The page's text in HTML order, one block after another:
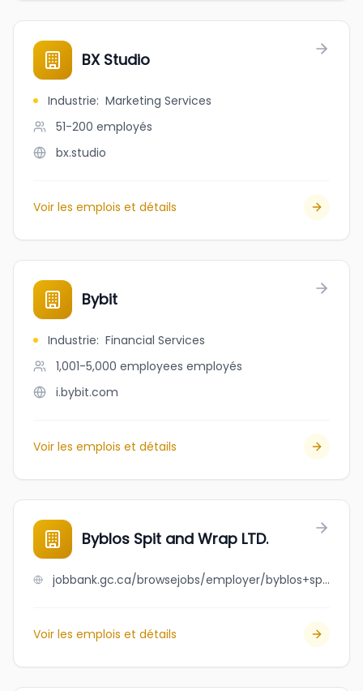
BX Studio
Industrie: Marketing Services
51-200 employés
bx.studio
Voir les emplois et détails
Bybit
Industrie: Financial Services
1,001-5,000 employees employés
i.bybit.com
Voir les emplois et détails
Byblos Spit and Wrap LTD.
jobbank.gc.ca/browsejobs/employer/byblos+spit+and+wrap+ltd./ca
Voir les emplois et détails